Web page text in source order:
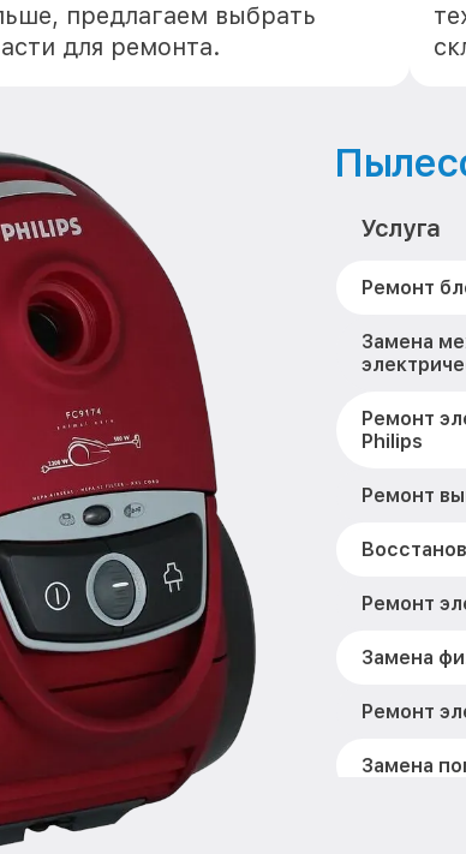
предлагаем выбрать
для ремонта.
Услуга
Ремонт
Замена
Ремонт
Philips
Ремонт
Ремонт
Замена
Ремонт
Замена